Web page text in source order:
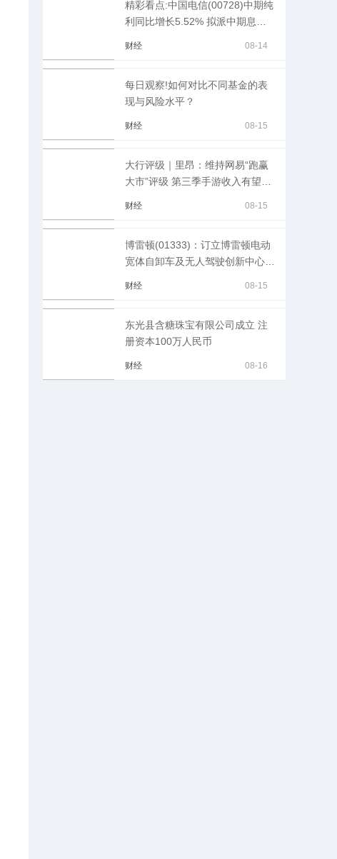
精彩看点:中国电信(00728)中期纯
利同比增长5.52% 拟派中期息
财经 08-14
每日观察!如何对比不同基金的表
现与风险水平？
财经 08-15
大行评级｜里昂：维持网易“跑赢
大市”评级 第三季手游收入有望复
财经 08-15
博雷顿(01333)：订立博雷顿电动
宽体自卸车及无人驾驶创新中心项
财经 08-15
东光县含糖珠宝有限公司成立 注
册资本100万人民币
财经 08-16